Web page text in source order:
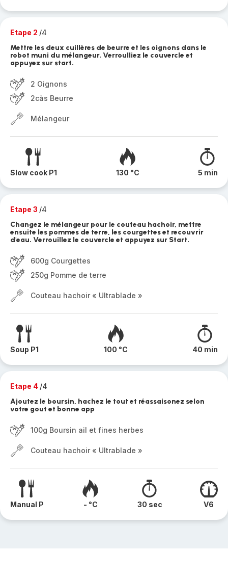
Etape 2 /4
Mettre les deux cuillères de beurre et les oignons dans le
robot muni du mélangeur. Verroulliez le couvercle et
appuyez sur start.
2 Oignons
2càs Beurre
Mélangeur
Slow cook P1 130 °C 5 min
Etape 3 /4
Changez le mélangeur pour le couteau hachoir, mettre
ensuite les pommes de terre, les courgettes et recouvrir
d'eau. Verrouillez le couvercle et appuyez sur Start.
600g Courgettes
250g Pomme de terre
Couteau hachoir « Ultrablade »
Soup P1 100 °C 40 min
Etape 4 /4
Ajoutez le boursin, hachez le tout et réassaisonez selon
votre gout et bonne app
100g Boursin ail et fines herbes
Couteau hachoir « Ultrablade »
Manual P - °C 30 sec V6